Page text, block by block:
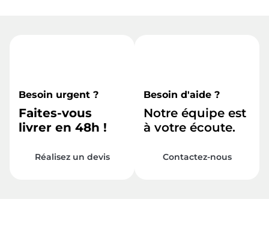
Besoin urgent ?
Faites-vous
livrer en 48h !
Réalisez un devis
Besoin d'aide ?
Notre équipe est
à votre écoute.
Contactez-nous